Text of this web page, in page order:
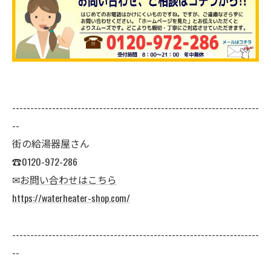
--------------------------------------------------------------------
--
街の給湯器屋さん
☎0120-972-286
✉お問い合わせはこちら
https://waterheater-shop.com/
--------------------------------------------------------------------
--